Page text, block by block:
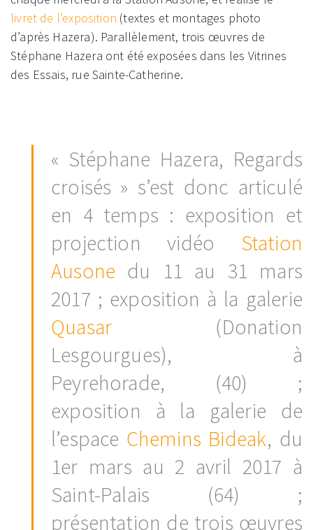
livret de l’exposition (textes et montages photo
d’après Hazera). Parallèlement, trois œuvres de
Stéphane Hazera ont été exposées dans les Vitrines
des Essais, rue Sainte-Catherine.
« Stéphane Hazera, Regards
croisés » s’est donc articulé
en 4 temps : exposition et
projection vidéo Station
Ausone du 11 au 31 mars
2017 ; exposition à la galerie
Quasar (Donation
Lesgourgues), à
Peyrehorade, (40) ;
exposition à la galerie de
l’espace Chemins Bideak, du
1er mars au 2 avril 2017 à
Saint-Palais (64) ;
présentation de trois œuvres